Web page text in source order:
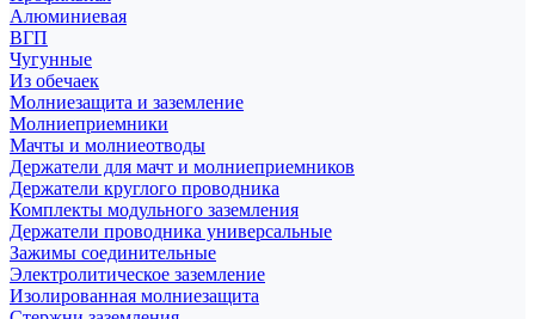
Алюминиевая
ВГП
Чугунные
Из обечаек
Молниезащита и заземление
Молниеприемники
Мачты и молниеотводы
Держатели для мачт и молниеприемников
Держатели круглого проводника
Комплекты модульного заземления
Держатели проводника универсальные
Зажимы соединительные
Электролитическое заземление
Изолированная молниезащита